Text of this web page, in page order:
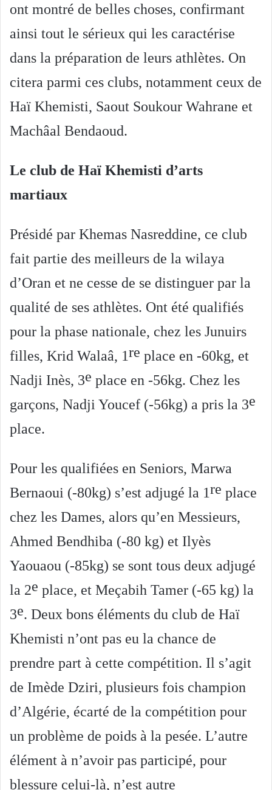
ont montré de belles choses, confirmant
ainsi tout le sérieux qui les caractérise
dans la préparation de leurs athlètes. On
citera parmi ces clubs, notamment ceux de
Haï Khemisti, Saout Soukour Wahrane et
Machâal Bendaoud.
Le club de Haï Khemisti d’arts
martiaux
Présidé par Khemas Nasreddine, ce club
fait partie des meilleurs de la wilaya
d’Oran et ne cesse de se distinguer par la
qualité de ses athlètes. Ont été qualifiés
pour la phase nationale, chez les Junuirs
filles, Krid Walaâ, 1re place en -60kg, et
Nadji Inès, 3e place en -56kg. Chez les
garçons, Nadji Youcef (-56kg) a pris la 3e
place.
Pour les qualifiées en Seniors, Marwa
Bernaoui (-80kg) s’est adjugé la 1re place
chez les Dames, alors qu’en Messieurs,
Ahmed Bendhiba (-80 kg) et Ilyès
Yaouaou (-85kg) se sont tous deux adjugé
la 2e place, et Meçabih Tamer (-65 kg) la
3e. Deux bons éléments du club de Haï
Khemisti n’ont pas eu la chance de
prendre part à cette compétition. Il s’agit
de Imède Dziri, plusieurs fois champion
d’Algérie, écarté de la compétition pour
un problème de poids à la pesée. L’autre
élément à n’avoir pas participé, pour
blessure celui-là, n’est autre